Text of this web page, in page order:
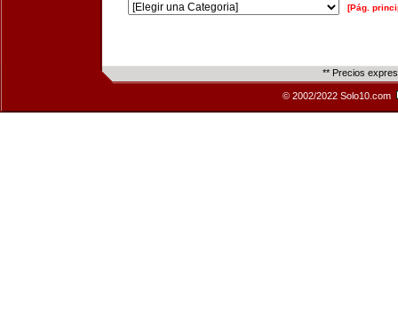
[Pág.
** Precios
© 2002/2022 Solo10.com